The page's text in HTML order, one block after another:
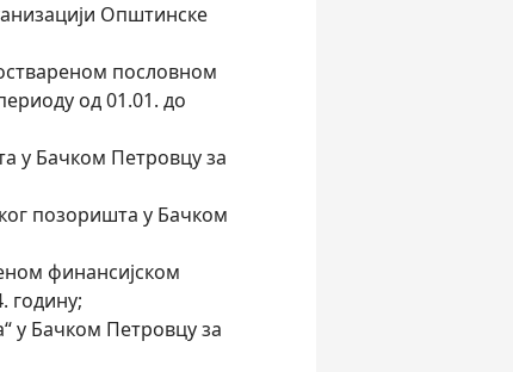
Општинске
пословном
од 01.01. до
у Бачком Петровцу за
позоришта у Бачком
финансијском
годину;
у Бачком Петровцу за